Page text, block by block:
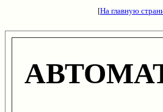
[На главную